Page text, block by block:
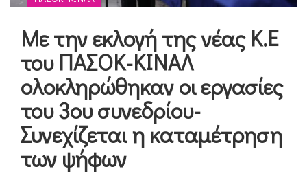
Με την εκλογή της νέας Κ.Ε
του ΠΑΣΟΚ-ΚΙΝΑΛ
ολοκληρώθηκαν οι εργασίες
του 3ου συνεδρίου-
Συνεχίζεται η καταμέτρηση
των ψήφων